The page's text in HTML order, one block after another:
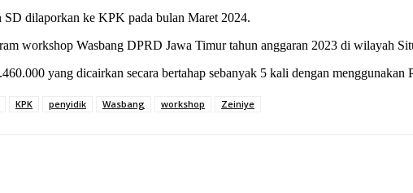
dilaporkan ke KPK pada bulan Maret 2024.
workshop Wasbang DPRD Jawa Timur tahun anggaran 2023 di wilayah
yang dicairkan secara bertahap sebanyak 5 kali dengan
KPK penyidik Wasbang workshop Zeiniye